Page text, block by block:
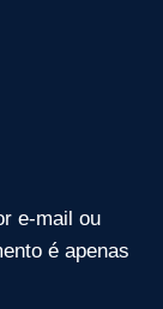
e-mail ou
é apenas